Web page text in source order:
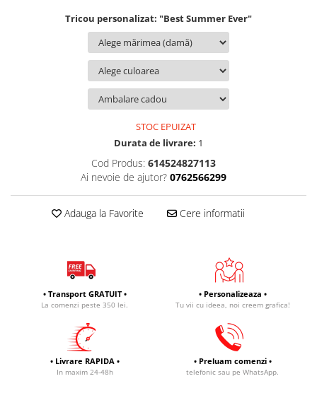
Tricou personalizat: "Best Summer Ever"
STOC EPUIZAT
Durata de livrare: 1
Cod Produs: 614524827113
Ai nevoie de ajutor? 0762566299
Adauga la Favorite Cere informatii
• Transport GRATUIT •
La comenzi peste 350 lei.
• Personalizeaza •
Tu vii cu ideea, noi creem grafica!
• Livrare RAPIDA •
In maxim 24-48h
• Preluam comenzi •
telefonic sau pe WhatsApp.